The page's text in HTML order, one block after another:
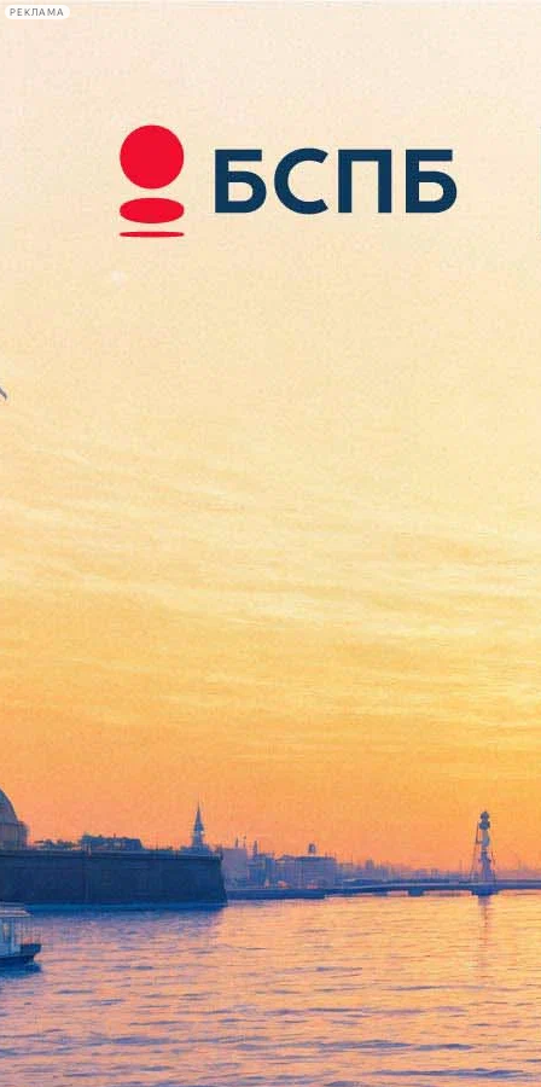
РЕКЛАМА
Сегодня:
2026.08.08
00:10
Афиша Plus
Стали известны участники
Венецианской биеннале
искусства от России
Версия для печати
Комиссар павильона России на Венецианской биеннале
Семен Михайловский, наконец, открыл секрет, кто будет
представлять нашу страну на этом престижном
международном форуме современного искусства.
Главенствующая роль будет отведена известному русско-
американскому художнику Грише Брускину, также свои
работы представят молодые авторы – дуэт Recycle (как и
Брускин, в Венеции уже известный) и Саша Пирогова, для
которой это будет первое участие в биеннале.